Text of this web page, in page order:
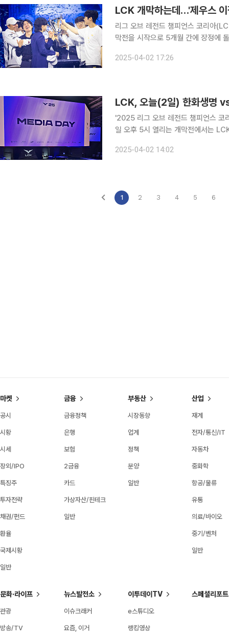
리그 오브 레전드 챔피언스 코리아
막전을 시작으로 5개월 간에 장정에 돌입하게 되는데요. LCK의
습니다. 바로 지난 스토브리그에
2025-04-02 17:26
'2025 리그 오브 레전드 챔피언스 코
일 오후 5시 열리는 개막전에서는
시 한화생명이 모두 승리해 젠지와의
2025-04-02 14:02
1 2 3 4 5 6
마켓
공시
시황
시세
장외/IPO
특징주
투자전략
채권/펀드
환율
국제시황
일반
금융
금융정책
은행
보험
2금융
카드
가상자산/핀테크
일반
부동산
시장동향
업계
정책
분양
일반
산업
재계
전자/통신/IT
자동차
중화학
항공/물류
유통
의료/바이오
중기/벤처
일반
문화·라이프
관광
방송/TV
뉴스발전소
이슈크래커
요즘, 이거
이투데이TV
e스튜디오
랭킹영상
스페셜리포트